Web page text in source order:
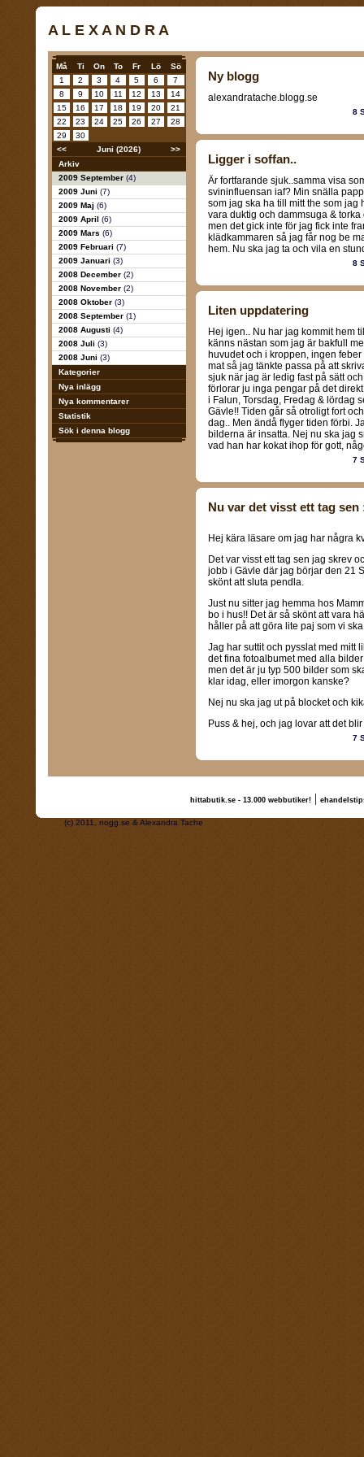
A L E X A N D R A
Må Ti On To Fr Lö
Sö
1
2 3 4 5 6
7
8
9 10 11 12 13
14
15
16 17 18 19 20
21
22
23 24 25 26 27
28
29
30
<<
Juni (2026)
>>
Arkiv
2009 September (4)
2009 Juni (7)
2009 Maj (6)
2009 April (6)
2009 Mars (6)
2009 Februari (7)
2009 Januari (3)
2008 December (2)
2008 November (2)
2008 Oktober (3)
2008 September (1)
2008 Augusti (4)
2008 Juli (3)
2008 Juni (3)
Kategorier
Nya inlägg
Nya kommentarer
Statistik
Sök i denna blogg
Ny blogg
alexandratache.blogg.se
8
Ligger i soffan..
Är fortfarande sjuk..samma visa
svininfluensan iaf? Min snälla
som jag ska ha till mitt the som jag
vara duktig och dammsuga &
men det gick inte för jag fick inte
klädkammaren så jag får nog be
hem. Nu ska jag ta och vila en
8
Liten uppdatering
Hej igen.. Nu har jag kommit hem
känns nästan som jag är bakfull
huvudet och i kroppen, ingen
mat så jag tänkte passa på att
sjuk när jag är ledig fast på sätt
förlorar ju inga pengar på det
i Falun, Torsdag, Fredag & lördag
Gävle!! Tiden går så otroligt fort
dag.. Men ändå flyger tiden förbi.
bilderna är insatta. Nej nu ska jag
vad han har kokat ihop för gott,
7
Nu var det visst ett tag sen
Hej kära läsare om jag har några
Det var visst ett tag sen jag skrev
jobb i Gävle där jag börjar den 21
skönt att sluta pendla.
Just nu sitter jag hemma hos
bo i hus!! Det är så skönt att vara
håller på att göra lite paj som vi
Jag har suttit och pysslat med mitt
det fina fotoalbumet med alla
men det är ju typ 500 bilder som
klar idag, eller imorgon kanske?
Nej nu ska jag ut på blocket och
Puss & hej, och jag lovar att det
7
hittabutik.se - 13.000 webbutiker!|
(c) 2011, nogg.se & Alexandra Tache